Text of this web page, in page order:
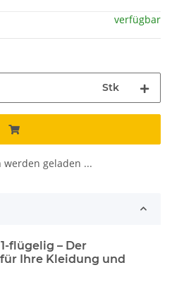
verfügbar
Stk
werden geladen ...
flügelig – Der
Ihre Kleidung und